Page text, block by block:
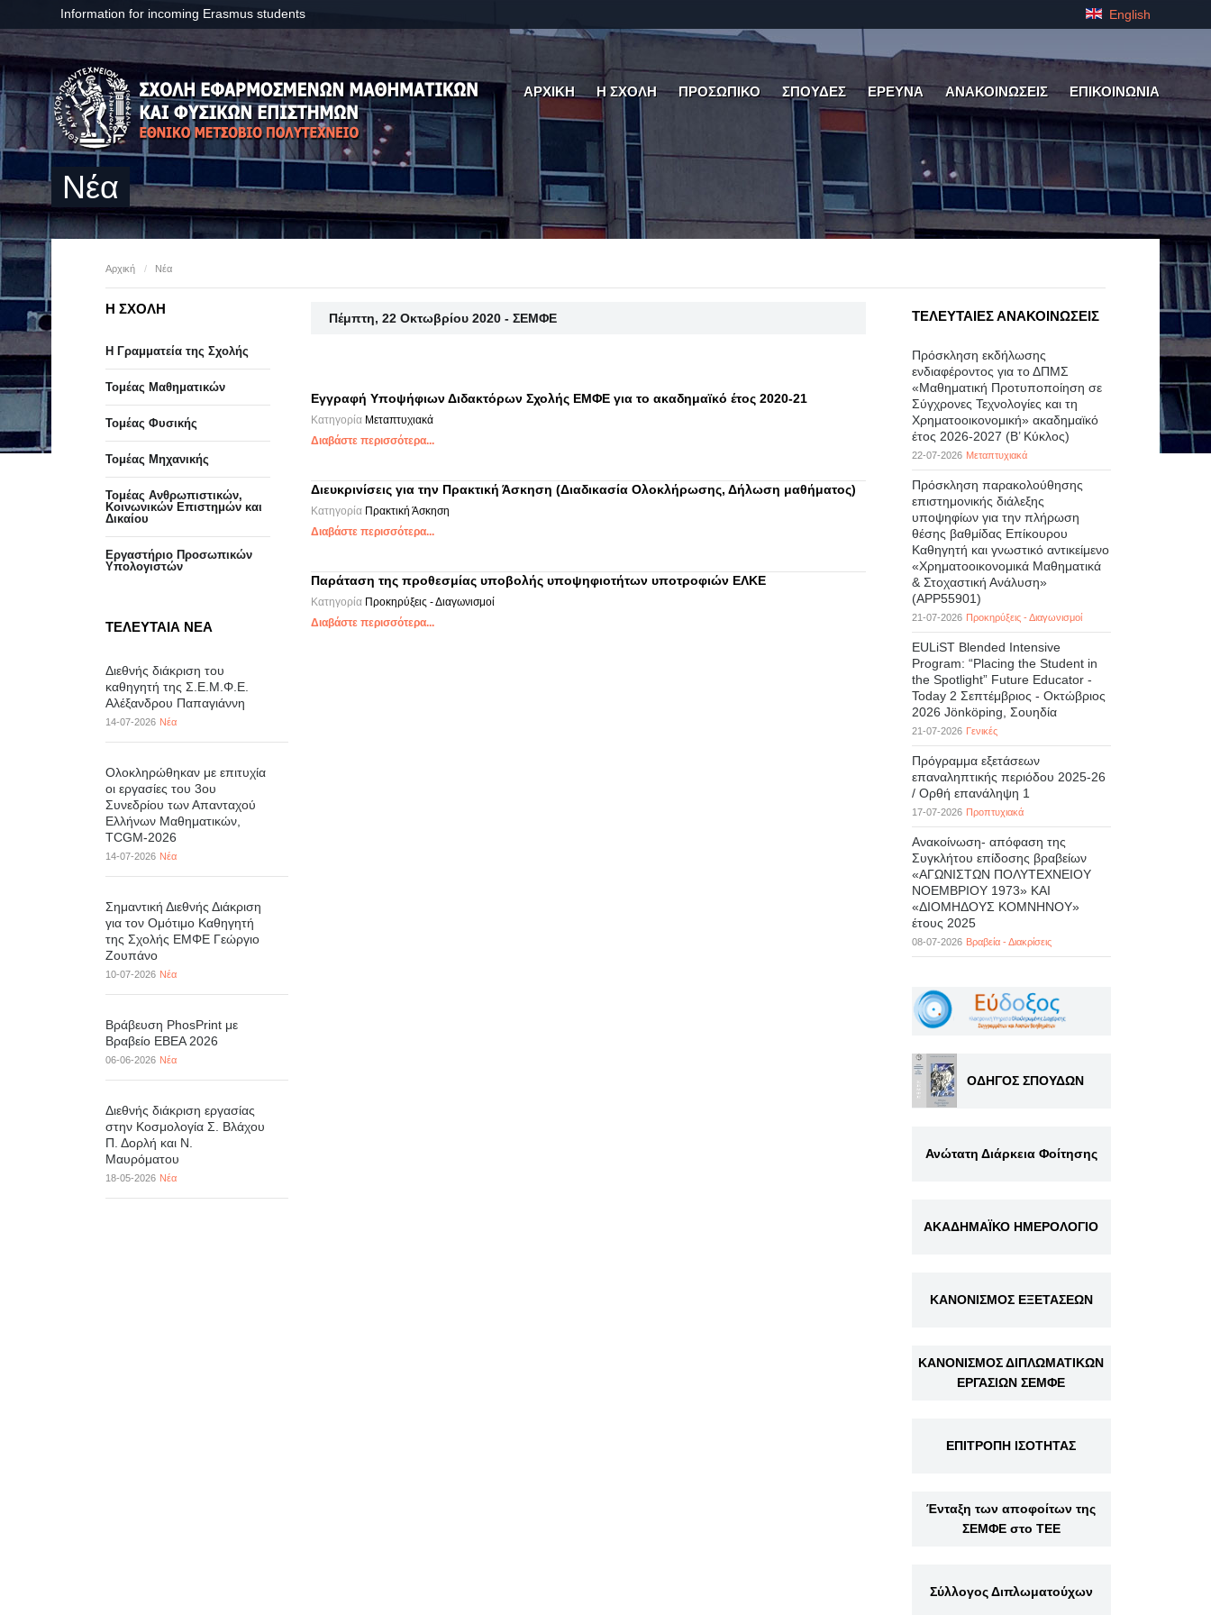
Information for incoming Erasmus students English
ΑΡΧΙΚΗ Η ΣΧΟΛΗ ΠΡΟΣΩΠΙΚΟ ΣΠΟΥΔΕΣ ΕΡΕΥΝΑ ΑΝΑΚΟΙΝΩΣΕΙΣ ΕΠΙΚΟΙΝΩΝΙΑ
Νέα
Αρχική / Νέα
Πέμπτη, 22 Οκτωβρίου 2020 - ΣΕΜΦΕ
Εγγραφή Υποψήφιων Διδακτόρων Σχολής ΕΜΦΕ για το ακαδημαϊκό έτος 2020-21
Κατηγορία Μεταπτυχιακά
Διαβάστε περισσότερα...
Διευκρινίσεις για την Πρακτική Άσκηση (Διαδικασία Ολοκλήρωσης, Δήλωση μαθήματος)
Κατηγορία Πρακτική Άσκηση
Διαβάστε περισσότερα...
Παράταση της προθεσμίας υποβολής υποψηφιοτήτων υποτροφιών ΕΛΚΕ
Κατηγορία Προκηρύξεις - Διαγωνισμοί
Διαβάστε περισσότερα...
Η ΣΧΟΛΗ
Η Γραμματεία της Σχολής
Τομέας Μαθηματικών
Τομέας Φυσικής
Τομέας Μηχανικής
Τομέας Ανθρωπιστικών,
Κοινωνικών Επιστημών και
Δικαίου
Eργαστήριo Προσωπικών
Υπολογιστών
ΤΕΛΕΥΤΑΙΑ ΝΕΑ
Διεθνής διάκριση του
καθηγητή της Σ.Ε.Μ.Φ.Ε.
Αλέξανδρου Παπαγιάννη
14-07-2026 Νέα
Ολοκληρώθηκαν με επιτυχία
οι εργασίες του 3ου
Συνεδρίου των Απανταχού
Ελλήνων Μαθηματικών,
TCGM-2026
14-07-2026 Νέα
Σημαντική Διεθνής Διάκριση
για τον Ομότιμο Καθηγητή
της Σχολής ΕΜΦΕ Γεώργιο
Ζουπάνο
10-07-2026 Νέα
Βράβευση PhosPrint με
Βραβείο ΕΒΕΑ 2026
06-06-2026 Νέα
Διεθνής διάκριση εργασίας
στην Κοσμολογία Σ. Βλάχου
Π. Δορλή και Ν.
Μαυρόματου
18-05-2026 Νέα
ΤΕΛΕΥΤΑΙΕΣ ΑΝΑΚΟΙΝΩΣΕΙΣ
Πρόσκληση εκδήλωσης
ενδιαφέροντος για το ΔΠΜΣ
«Μαθηματική Προτυποποίηση σε
Σύγχρονες Τεχνολογίες και τη
Χρηματοοικονομική» ακαδημαϊκό
έτος 2026-2027 (B’ Kύκλος)
22-07-2026 Μεταπτυχιακά
Πρόσκληση παρακολούθησης
επιστημονικής διάλεξης
υποψηφίων για την πλήρωση
θέσης βαθμίδας Επίκουρου
Καθηγητή και γνωστικό αντικείμενο
«Χρηματοοικονομικά Μαθηματικά
& Στοχαστική Ανάλυση»
(APP55901)
21-07-2026 Προκηρύξεις - Διαγωνισμοί
EULiST Blended Intensive
Program: “Placing the Student in
the Spotlight” Future Educator -
Today 2 Σεπτέμβριος - Οκτώβριος
2026 Jönköping, Σουηδία
21-07-2026 Γενικές
Πρόγραμμα εξετάσεων
επαναληπτικής περιόδου 2025-26
/ Ορθή επανάληψη 1
17-07-2026 Προπτυχιακά
Ανακοίνωση- απόφαση της
Συγκλήτου επίδοσης βραβείων
«ΑΓΩΝΙΣΤΩΝ ΠΟΛΥΤΕΧΝΕΙΟΥ
ΝΟΕΜΒΡΙΟΥ 1973» ΚΑΙ
«ΔΙΟΜΗΔΟΥΣ ΚΟΜΝΗΝΟΥ»
έτους 2025
08-07-2026 Βραβεία - Διακρίσεις
ΟΔΗΓΟΣ ΣΠΟΥΔΩΝ
Ανώτατη Διάρκεια Φοίτησης
ΑΚΑΔΗΜΑΪΚΟ ΗΜΕΡΟΛΟΓΙΟ
ΚΑΝΟΝΙΣΜΟΣ ΕΞΕΤΑΣΕΩΝ
ΚΑΝΟΝΙΣΜΟΣ ΔΙΠΛΩΜΑΤΙΚΩΝ
ΕΡΓΑΣΙΩΝ ΣΕΜΦΕ
ΕΠΙΤΡΟΠΗ ΙΣΟΤΗΤΑΣ
Ένταξη των αποφοίτων της
ΣΕΜΦΕ στο ΤΕΕ
Σύλλογος Διπλωματούχων